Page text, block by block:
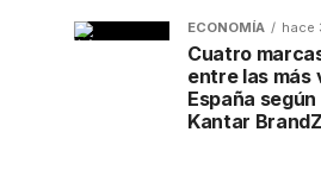
ECONOMÍA hace
Cuatro
entre las más
España según
Kantar